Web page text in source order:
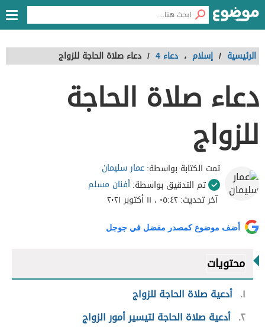
الرئيسية / إسلام ، دعاء 4 / دعاء صلاة الحاجة للزواج
دعاء صلاة الحاجة
للزواج
تمت الكتابة بواسطة:عمار سليمان
تم التدقيق بواسطة:أفنان مسلم
آخر تحديث:٠٥:٤٢ ، ١١ أكتوبر ٢٠٢١
أضف موضوع كمصدر مفضل في جوجل
محتويات
١ أدعية صلاة الحاجة للزواج
٢ أدعية صلاة الحاجة لتيسير أمور الزواج